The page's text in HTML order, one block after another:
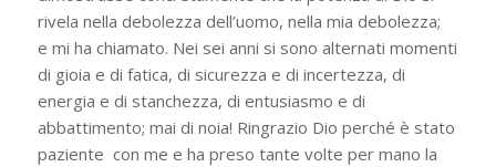
rivela nella debolezza dell’uomo, nella mia debolezza;
e mi ha chiamato. Nei sei anni si sono alternati momenti
di gioia e di fatica, di sicurezza e di incertezza, di
energia e di stanchezza, di entusiasmo e di
abbattimento; mai di noia! Ringrazio Dio perché è stato
paziente con me e ha preso tante volte per mano la